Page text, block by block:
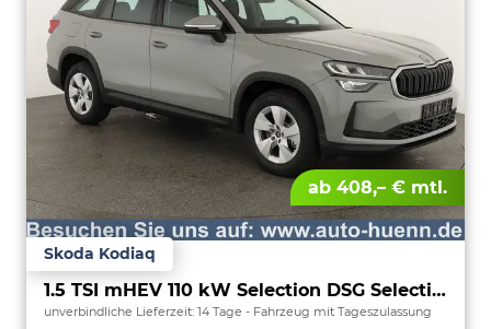
ab 408,– € mtl.
Skoda Kodiaq
1.5 TSI mHEV 110 kW Selection DSG Selection, AHK, Navi, Side, Kamera, Winter, 4 J.- Garantie
unverbindliche Lieferzeit: 14 Tage Fahrzeug mit Tageszulassung